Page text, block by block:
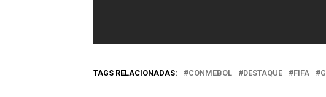
TAGS RELACIONADAS: CONMEBOL DESTAQUE FIFA